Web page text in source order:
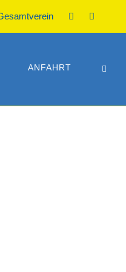
ANFAHRT